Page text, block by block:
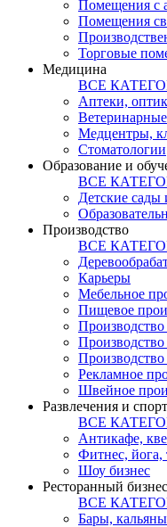
Помещения с
Помещения
Торговые
Медицина
ВСЕ
Аптеки,
Медцентры,
Стоматологии
Образование и
ВСЕ
Детские сады
Производство
ВСЕ
Карьеры
Мебельное
Пищевое
Производство
Производство
Производство
Рекламное
Швейное
Развлечения и спорт
ВСЕ
Антикафе,
Фитнес, йога,
Шоу бизнес
Ресторанный бизнес
ВСЕ
Бары, кальяны